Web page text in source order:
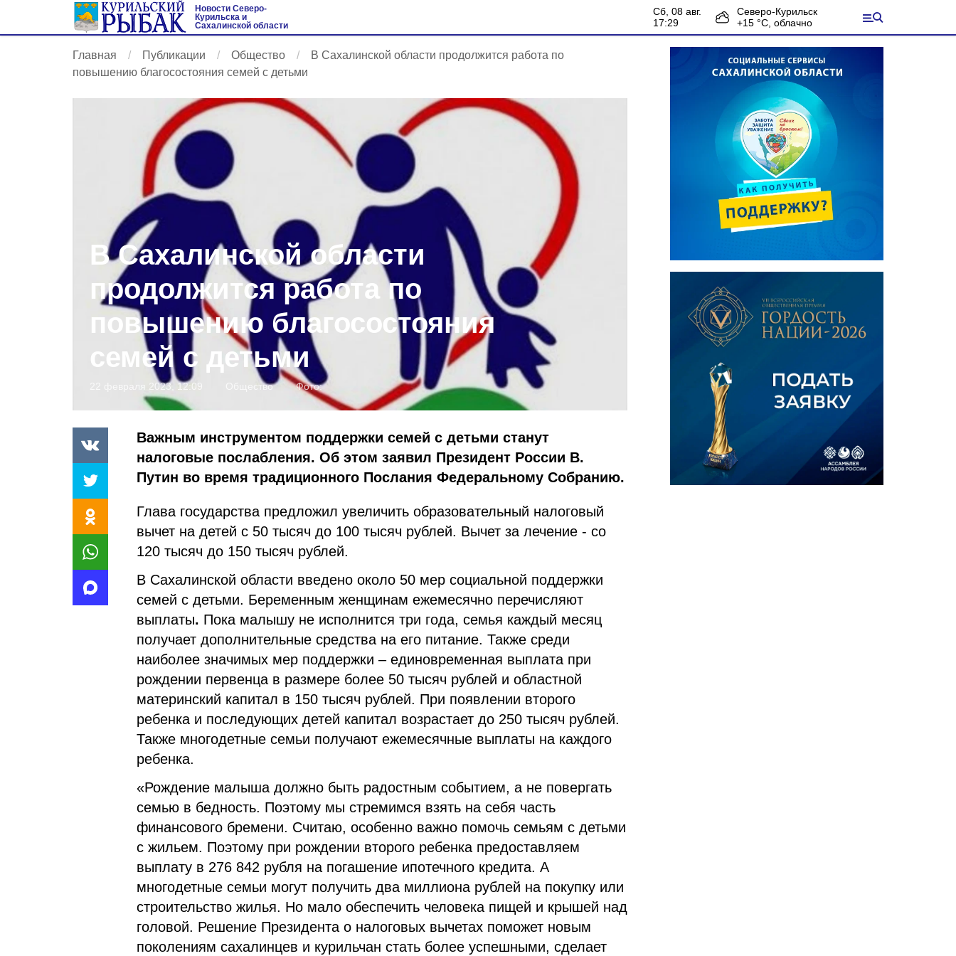
Новости Северо-
Курильска и
Сахалинской области
сб, 08 авг.
17:29
Северо-Курильск
+15 °С, облачно
Главная Публикации Общество
В Сахалинской области продолжится работа по
повышению благосостояния семей с детьми
В Сахалинской области
продолжится работа по
повышению благосостояния
семей с детьми
22 февраля 2023, 12:09 Общество Фото:
Важным инструментом поддержки семей с детьми станут
налоговые послабления. Об этом заявил Президент России В.
Путин во время традиционного Послания Федеральному Собранию.
Глава государства предложил увеличить образовательный налоговый
вычет на детей с 50 тысяч до 100 тысяч рублей. Вычет за лечение - со
120 тысяч до 150 тысяч рублей.
В Сахалинской области введено около 50 мер социальной поддержки
семей с детьми. Беременным женщинам ежемесячно перечисляют
выплаты. Пока малышу не исполнится три года, семья каждый месяц
получает дополнительные средства на его питание. Также среди
наиболее значимых мер поддержки – единовременная выплата при
рождении первенца в размере более 50 тысяч рублей и областной
материнский капитал в 150 тысяч рублей. При появлении второго
ребенка и последующих детей капитал возрастает до 250 тысяч рублей.
Также многодетные семьи получают ежемесячные выплаты на каждого
ребенка.
«Рождение малыша должно быть радостным событием, а не повергать
семью в бедность. Поэтому мы стремимся взять на себя часть
финансового бремени. Считаю, особенно важно помочь семьям с детьми
с жильем. Поэтому при рождении второго ребенка предоставляем
выплату в 276 842 рубля на погашение ипотечного кредита. А
многодетные семьи могут получить два миллиона рублей на покупку или
строительство жилья. Но мало обеспечить человека пищей и крышей над
головой. Решение Президента о налоговых вычетах поможет новым
поколениям сахалинцев и курильчан стать более успешными, сделает